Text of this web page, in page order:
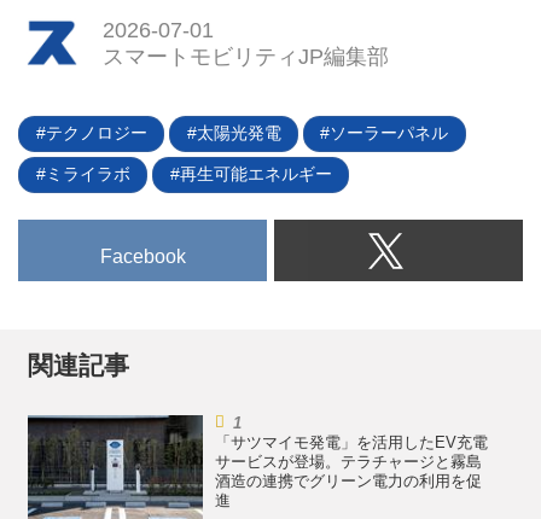
2026-07-01
スマートモビリティJP編集部
テクノロジー 太陽光発電 ソーラーパネル
ミライラボ 再生可能エネルギー
Facebook
関連記事
「サツマイモ発電」を活用したEV充電
サービスが登場。テラチャージと霧島
酒造の連携でグリーン電力の利用を促
進